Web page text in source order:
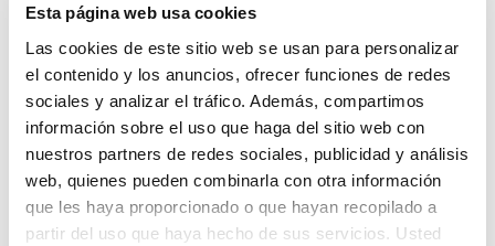
Esta página web usa cookies
Las cookies de este sitio web se usan para personalizar
el contenido y los anuncios, ofrecer funciones de redes
sociales y analizar el tráfico. Además, compartimos
información sobre el uso que haga del sitio web con
nuestros partners de redes sociales, publicidad y análisis
web, quienes pueden combinarla con otra información
que les haya proporcionado o que hayan recopilado a
partir del uso que haya hecho de sus servicios. Usted